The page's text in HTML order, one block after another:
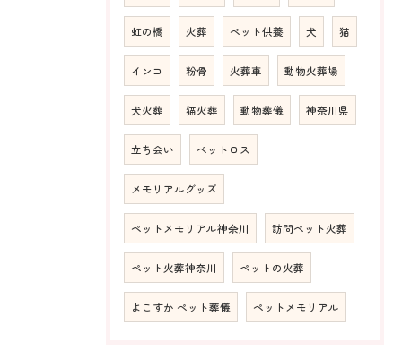
虹の橋 火葬 ペット供養 犬 猫
インコ 粉骨 火葬車 動物火葬場
犬火葬 猫火葬 動物葬儀 神奈川県
立ち会い ペットロス
メモリアルグッズ
ペットメモリアル神奈川 訪問ペット火葬
ペット火葬神奈川 ペットの火葬
よこすか ペット葬儀 ペットメモリアル